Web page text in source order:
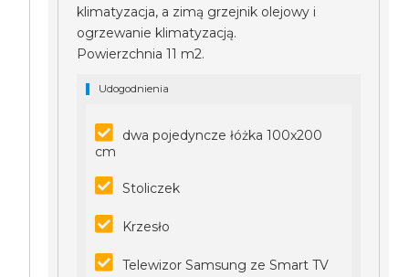
klimatyzacja, a zimą grzejnik olejowy i
ogrzewanie klimatyzacją.
Powierzchnia 11 m2.
Udogodnienia
dwa pojedyncze łóżka 100x200
cm
Stoliczek
Krzesło
Telewizor Samsung ze Smart TV